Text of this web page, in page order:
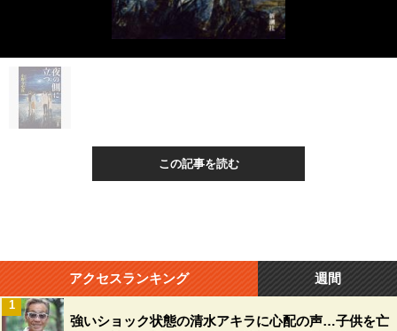
この記事を読む
アクセスランキング 週間
強いショック状態の清水アキラに心配の声…子供を亡
1